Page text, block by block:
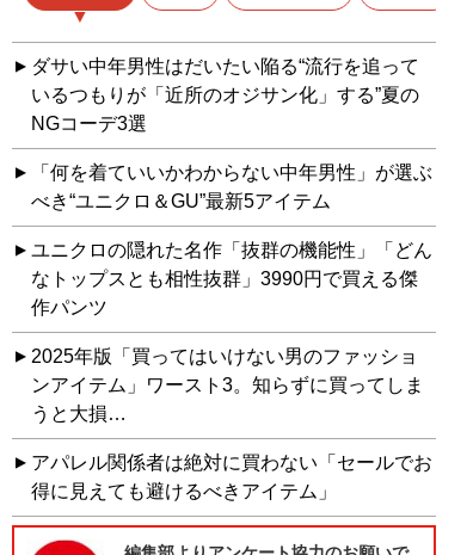
ダサい中年男性はだいたい陥る“流行を追って
いるつもりが「近所のオジサン化」する”夏の
NGコーデ3選
「何を着ていいかわからない中年男性」が選ぶ
べき“ユニクロ＆GU”最新5アイテム
ユニクロの隠れた名作「抜群の機能性」「どん
なトップスとも相性抜群」3990円で買える傑
作パンツ
2025年版「買ってはいけない男のファッショ
ンアイテム」ワースト3。知らずに買ってしま
うと大損…
アパレル関係者は絶対に買わない「セールでお
得に見えても避けるべきアイテム」